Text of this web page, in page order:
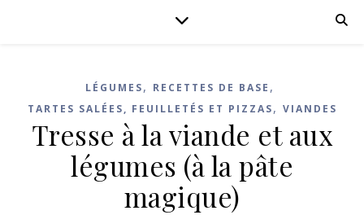
LÉGUMES, RECETTES DE BASE ,
TARTES SALÉES, FEUILLETÉS ET PIZZAS, VIANDES
Tresse à la viande et aux
légumes (à la pâte
magique)